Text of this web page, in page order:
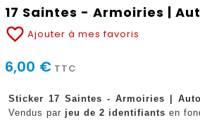
17 Saintes - Armoiries |
favorite_border Ajouter à mes favoris
6,00 € TTC
Sticker 17 Saintes - Armoiries |
Vendus par jeu de 2 identifiants en